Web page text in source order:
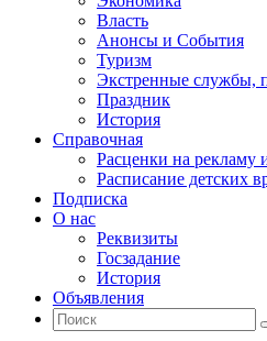
Власть
Анонсы и События
Туризм
Экстренные службы,
Праздник
История
Справочная
Расценки на рекламу
Расписание детских
Подписка
О нас
Реквизиты
Госзадание
История
Объявления
Поиск
Искать: